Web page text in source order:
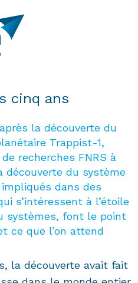
cinq ans
la découverte du
Trappist-1,
recherches FNRS à
découverte du système
dans des
s’intéressent à l’étoile
systèmes, font le point
ce que l’on attend
la découverte avait fait